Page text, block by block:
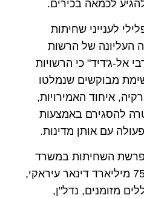
לכמאה בכירים.
לענייני שחיתות
העליונה של הרשות
אל-ג'דיד" כי הרשויות
מבוקשים שנמלטו
איחוד האמירויות,
להסגירם באמצעות
עם אותן מדינות.
פרשת השחיתות במשרד
הנפט עשוי להגיע לכ-750 מיליארד דינאר עיראקי,
מזומנים, נדל"ן,